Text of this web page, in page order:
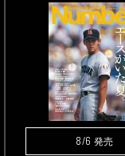
8/6 発売